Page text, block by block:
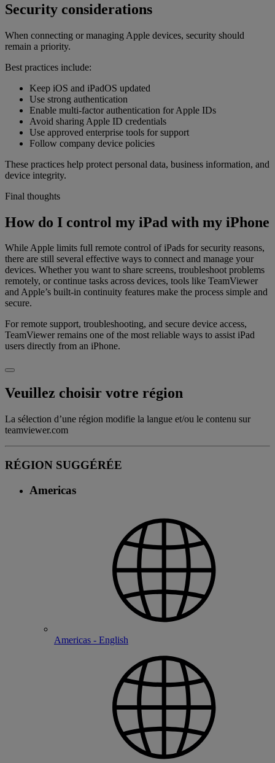
Security considerations
When connecting or managing Apple devices, security should
remain a priority.
Best practices include:
Keep iOS and iPadOS updated
Use strong authentication
Enable multi-factor authentication for Apple IDs
Avoid sharing Apple ID credentials
Use approved enterprise tools for support
Follow company device policies
These practices help protect personal data, business information, and
device integrity.
Final thoughts
How do I control my iPad with my iPhone
While Apple limits full remote control of iPads for security reasons,
there are still several effective ways to connect and manage your
devices. Whether you want to share screens, troubleshoot problems
remotely, or continue tasks across devices, tools like TeamViewer
and Apple’s built-in continuity features make the process simple and
secure.
For remote support, troubleshooting, and secure device access,
TeamViewer remains one of the most reliable ways to assist iPad
users directly from an iPhone.
Veuillez choisir votre région
La sélection d’une région modifie la langue et/ou le contenu sur
teamviewer.com
RÉGION SUGGÉRÉE
Americas
Americas - English